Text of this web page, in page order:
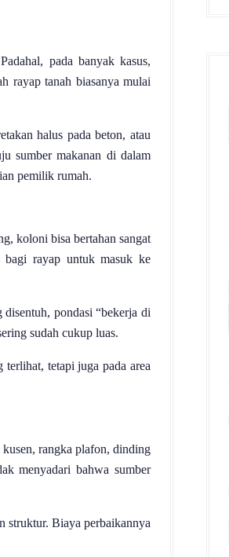
pada banyak kasus,
rayap tanah biasanya mulai
halus pada beton, atau
sumber makanan di dalam
pemilik rumah.
koloni bisa bertahan sangat
bagi rayap untuk masuk ke
pondasi “bekerja di
sudah cukup luas.
tetapi juga pada area
rangka plafon, dinding
menyadari bahwa sumber
struktur. Biaya perbaikannya